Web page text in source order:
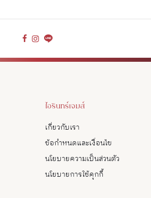
ไอรินทร์เจมส์
เกี่ยวกับเรา
ข้อกำหนดและเงื่อนไข
นโยบายความเป็นส่วนตัว
นโยบายการใช้คุกกี้